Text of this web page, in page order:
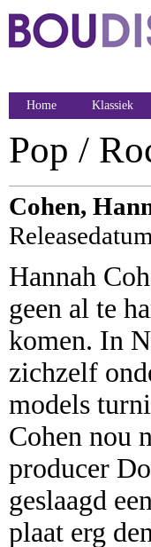
Home Klassiek
Pop /
Cohen,
Hannah
geen al te
komen. In
zichzelf
models
Cohen nou
producer
geslaagd
plaat erg